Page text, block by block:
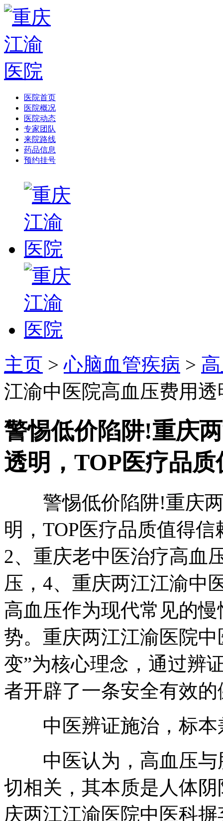
医院首页
医院概况
医院动态
专家团队
来院路线
药品信息
预约挂号
主页 >心脑血管疾病 >
江渝中医院高血压费用
警惕低价陷阱!重庆
透明，TOP医疗品
警惕低价陷阱!重庆两
明，TOP医疗品质值得
2、重庆老中医治疗高血
压，4、重庆两江江渝中
高血压作为现代常见的
势。重庆两江江渝医院
变”为核心理念，通过辨
者开辟了一条安全有效
中医辨证施治，标本
中医认为，高血压与
切相关，其本质是人体
庆两江江渝医院中医科